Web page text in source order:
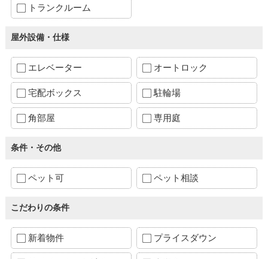
トランクルーム
屋外設備・仕様
エレベーター オートロック
宅配ボックス 駐輪場
角部屋 専用庭
条件・その他
ペット可 ペット相談
こだわりの条件
新着物件 プライスダウン